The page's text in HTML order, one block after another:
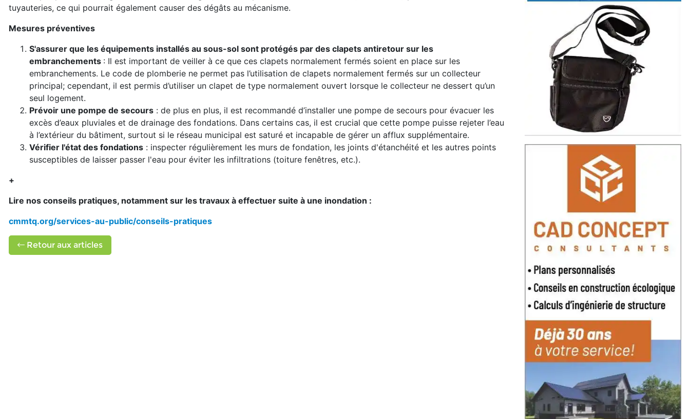
tuyauteries, ce qui pourrait également causer des dégâts au mécanisme.
Mesures préventives
S'assurer que les équipements installés au sous-sol sont protégés par des clapets antiretour sur les
embranchements : Il est important de veiller à ce que ces clapets normalement fermés soient en place sur les
embranchements. Le code de plomberie ne permet pas l’utilisation de clapets normalement fermés sur un collecteur
principal; cependant, il est permis d’utiliser un clapet de type normalement ouvert lorsque le collecteur ne dessert qu’un
seul logement.
Prévoir une pompe de secours : de plus en plus, il est recommandé d’installer une pompe de secours pour évacuer les
excès d’eaux pluviales et de drainage des fondations. Dans certains cas, il est crucial que cette pompe puisse rejeter l’eau
à l’extérieur du bâtiment, surtout si le réseau municipal est saturé et incapable de gérer un afflux supplémentaire.
Vérifier l'état des fondations : inspecter régulièrement les murs de fondation, les joints d'étanchéité et les autres points
susceptibles de laisser passer l'eau pour éviter les infiltrations (toiture fenêtres, etc.).
+
Lire nos conseils pratiques, notamment sur les travaux à effectuer suite à une inondation :
cmmtq.org/services-au-public/conseils-pratiques
Retour aux articles